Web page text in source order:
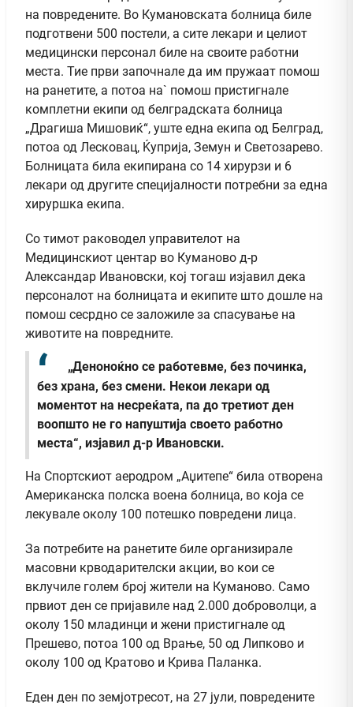
на повредените. Во Кумановската болница биле
подготвени 500 постели, а сите лекари и целиот
медицински персонал биле на своите работни
места. Тие први започнале да им пружаат помош
на ранетите, а потоа на` помош пристигнале
комплетни екипи од белградската болница
„Драгиша Мишовиќ“, уште една екипа од Белград,
потоа од Лесковац, Ќуприја, Земун и Светозарево.
Болницата била екипирана со 14 хирурзи и 6
лекари од другите специјалности потребни за една
хируршка екипа.
Со тимот раководел управителот на
Медицинскиот центар во Куманово д-р
Александар Ивановски, кој тогаш изјавил дека
персоналот на болницата и екипите што дошле на
помош сесрдно се заложиле за спасување на
животите на повредните.
„Деноноќно се работевме, без починка,
без храна, без смени. Некои лекари од
моментот на несреќата, па до третиот ден
воопшто не го напуштија своето работно
места“, изјавил д-р Ивановски.
На Спортскиот аеродром „Аџитепе“ била отворена
Американска полска воена болница, во која се
лекувале околу 100 потешко повредени лица.
За потребите на ранетите биле организирале
масовни крводарителски акции, во кои се
вклучиле голем број жители на Куманово. Само
првиот ден се пријавиле над 2.000 доброволци, а
околу 150 младинци и жени пристигнале од
Прешево, потоа 100 од Врање, 50 од Липково и
околу 100 од Кратово и Крива Паланка.
Еден ден по земјотресот, на 27 јули, повредените